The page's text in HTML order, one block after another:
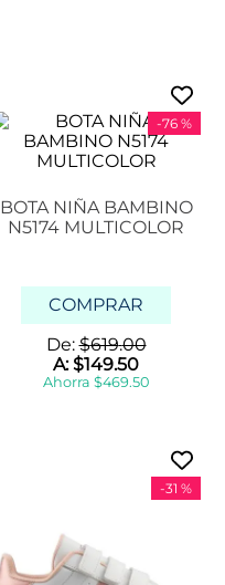
-76 %
BOTA NIÑA BAMBINO
N5174 MULTICOLOR
COMPRAR
De:$619.00
A:$149.50
Ahorra $469.50
-31 %